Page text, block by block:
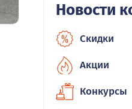
Новости
Скидки
Акции
Конкурсы